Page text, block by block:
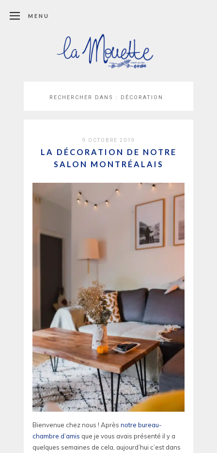
MENU
RECHERCHER DANS : DÉCORATION
9 OCTOBRE 2019
LA DÉCORATION DE NOTRE
SALON MONTRÉALAIS
Bienvenue chez nous ! Après notre bureau-
chambre d’amis que je vous avais présenté il y a
quelques semaines de cela, aujourd’hui c’est dans